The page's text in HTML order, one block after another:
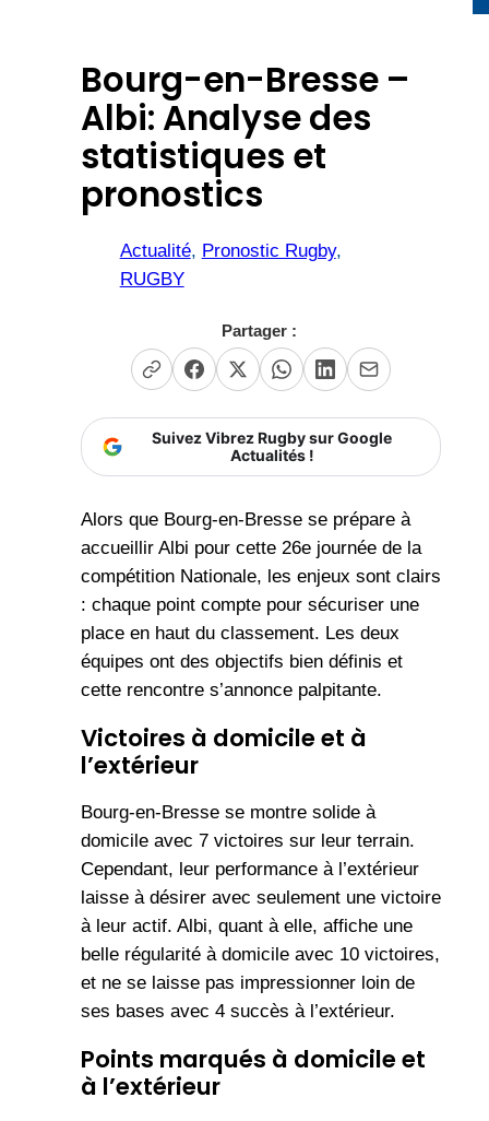
Bourg-en-Bresse –
Albi: Analyse des
statistiques et
pronostics
Actualité, Pronostic Rugby
RUGBY
Partager :
Suivez Vibrez Rugby sur Google
Actualités !
Alors que Bourg-en-Bresse se prépare à
accueillir Albi pour cette 26e journée de la
compétition Nationale, les enjeux sont clairs
: chaque point compte pour sécuriser une
place en haut du classement. Les deux
équipes ont des objectifs bien définis et
cette rencontre s’annonce palpitante.
Victoires à domicile et à
l’extérieur
Bourg-en-Bresse se montre solide à
domicile avec 7 victoires sur leur terrain.
Cependant, leur performance à l’extérieur
laisse à désirer avec seulement une victoire
à leur actif. Albi, quant à elle, affiche une
belle régularité à domicile avec 10 victoires,
et ne se laisse pas impressionner loin de
ses bases avec 4 succès à l’extérieur.
Points marqués à domicile et
à l’extérieur